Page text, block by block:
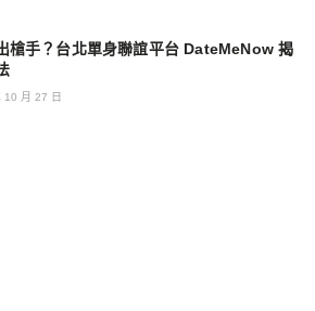
槍手？台北單身聯誼平台 DateMeNow 揭
10 月 27 日